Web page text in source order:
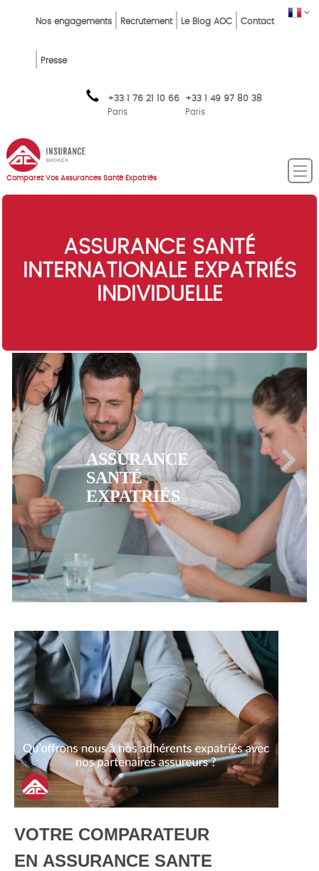
FR
Top
FR
Nos engagements Recrutement Le Blog AOC Contact
Presse
+33 1 76 21 10 66
Paris
+33 1 49 97 80 38
Paris
Comparez Vos Assurances Santé Expatriés
ASSURANCE SANTÉ
INTERNATIONALE EXPATRIÉS
INDIVIDUELLE
ASSURANCE
MUTUELLE CFE
VOTRE COMPARATEUR
EN ASSURANCE SANTE